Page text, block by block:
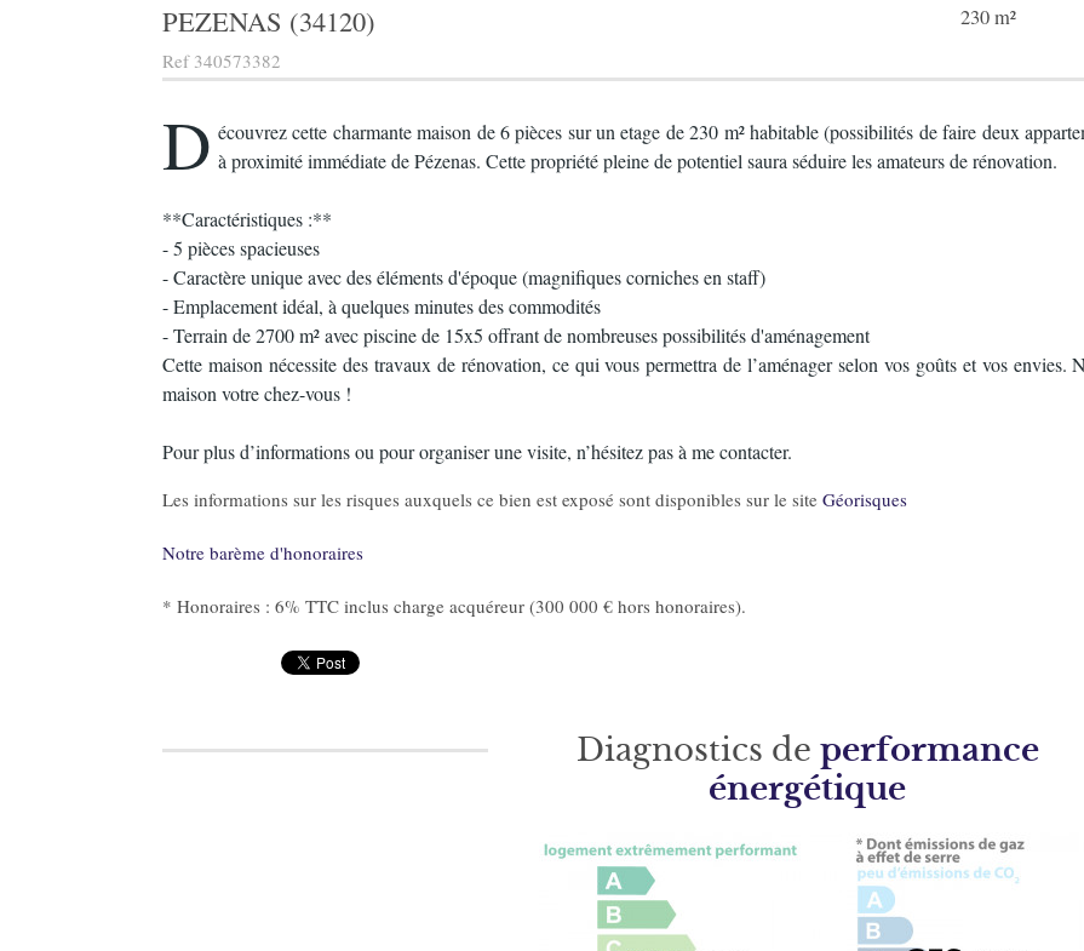
PEZENAS (34120)
Ref 340573382
230 m²
D écouvrez cette charmante maison de 6 pièces sur un etage de 230 m² habitable (possibilités de faire deux
à proximité immédiate de Pézenas. Cette propriété pleine de potentiel saura séduire les amateurs de rénovation.
**Caractéristiques :**
- 5 pièces spacieuses
- Caractère unique avec des éléments d'époque (magnifiques corniches en staff)
- Emplacement idéal, à quelques minutes des commodités
- Terrain de 2700 m² avec piscine de 15x5 offrant de nombreuses possibilités d'aménagement
Cette maison nécessite des travaux de rénovation, ce qui vous permettra de l’aménager selon vos goûts et vos
maison votre chez-vous !
Pour plus d’informations ou pour organiser une visite, n’hésitez pas à me contacter.
Les informations sur les risques auxquels ce bien est exposé sont disponibles sur le siteGéorisques
Notre barème d'honoraires
* Honoraires : 6% TTC inclus charge acquéreur (300 000 € hors honoraires).
Diagnostics de performance
énergétique